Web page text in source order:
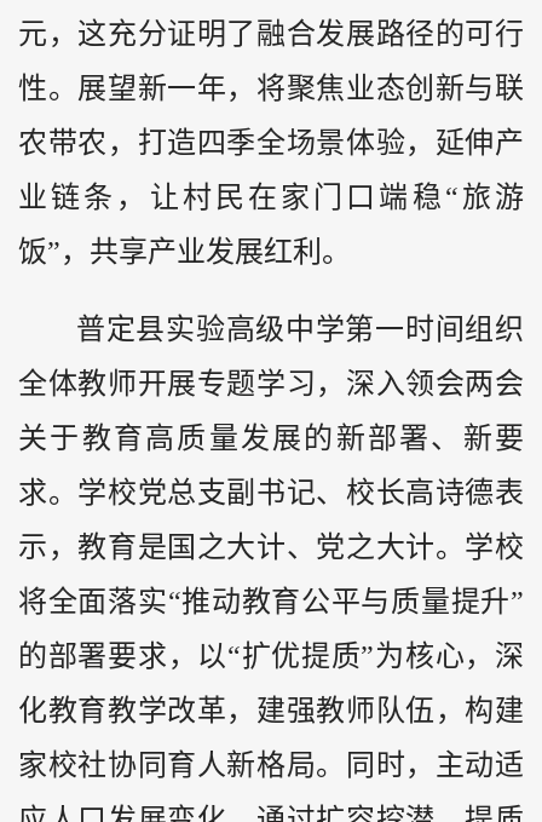
元，这充分证明了融合发展路径的可行
性。展望新一年，将聚焦业态创新与联
农带农，打造四季全场景体验，延伸产
业链条，让村民在家门口端稳“旅游
饭”，共享产业发展红利。
普定县实验高级中学第一时间组织
全体教师开展专题学习，深入领会两会
关于教育高质量发展的新部署、新要
求。学校党总支副书记、校长高诗德表
示，教育是国之大计、党之大计。学校
将全面落实“推动教育公平与质量提升”
的部署要求，以“扩优提质”为核心，深
化教育教学改革，建强教师队伍，构建
家校社协同育人新格局。同时，主动适